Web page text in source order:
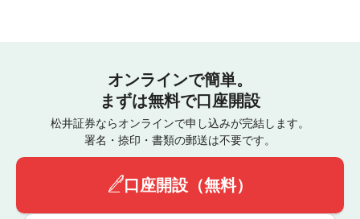
オンラインで簡単。
まずは無料で口座開設
松井証券ならオンラインで申し込みが完結します。
署名・捺印・書類の郵送は不要です。
口座開設（無料）